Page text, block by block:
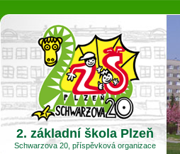
2. základní škola Plzeň
Schwarzova 20, příspěvková organizace